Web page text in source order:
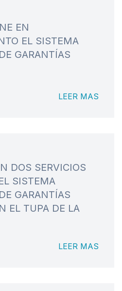
EN
EL SISTEMA
GARANTÍAS
LEER MAS
DOS SERVICIOS
SISTEMA
GARANTÍAS
EL TUPA DE LA
LEER MAS